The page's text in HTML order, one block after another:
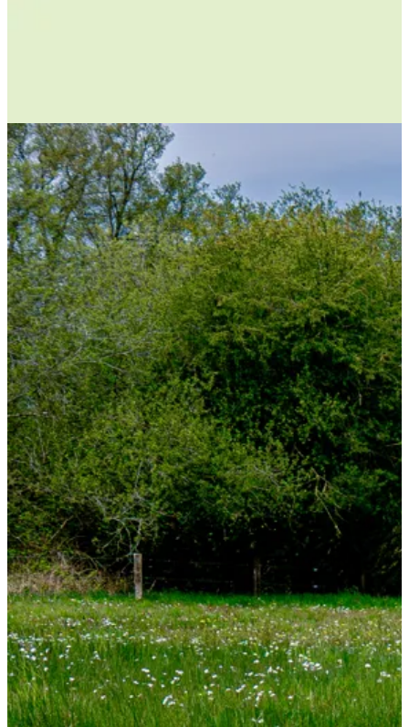
De salderingsregeling stopt vanaf 2027
Dat heeft gevolgen voor de stroom die je teruglevert. Ontdek wat er
verandert en hoe je met slimme keuzes toch het meeste uit je eigen
zonnestroom blijft halen.
Bekijk wat er verandert